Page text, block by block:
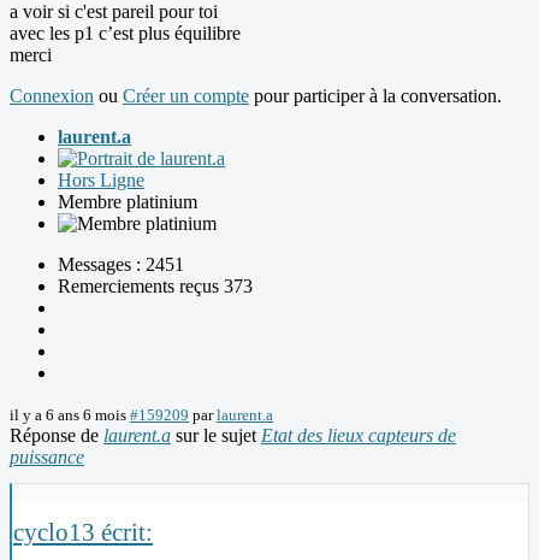
a voir si c'est pareil pour toi
avec les p1 c’est plus équilibre
merci
Connexion ou Créer un compte pour participer à la conversation.
laurent.a
Hors Ligne
Membre platinium
Messages : 2451
Remerciements reçus 373
il y a 6 ans 6 mois #159209 parlaurent.a
Réponse de laurent.a sur le sujet Etat des lieux capteurs de
puissance
cyclo13 écrit: